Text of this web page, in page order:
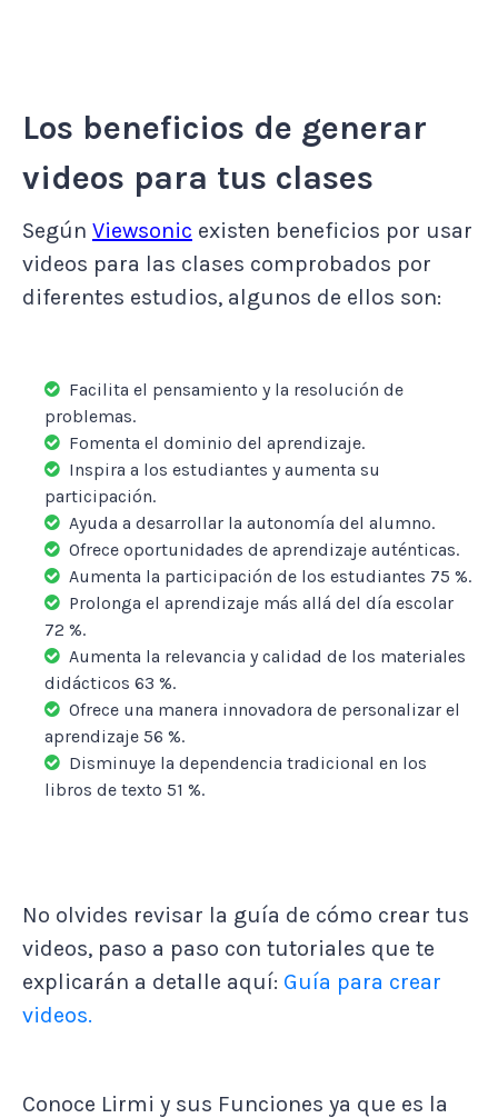
Los beneficios de generar
videos para tus clases
Según Viewsonic existen beneficios por usar
videos para las clases comprobados por
diferentes estudios, algunos de ellos son:
Facilita el pensamiento y la resolución de
problemas.
Fomenta el dominio del aprendizaje.
Inspira a los estudiantes y aumenta su
participación.
Ayuda a desarrollar la autonomía del alumno.
Ofrece oportunidades de aprendizaje auténticas.
Aumenta la participación de los estudiantes 75 %.
Prolonga el aprendizaje más allá del día escolar
72 %.
Aumenta la relevancia y calidad de los materiales
didácticos 63 %.
Ofrece una manera innovadora de personalizar el
aprendizaje 56 %.
Disminuye la dependencia tradicional en los
libros de texto 51 %.
No olvides revisar la guía de cómo crear tus
videos, paso a paso con tutoriales que te
explicarán a detalle aquí: Guía para crear
videos.
Conoce Lirmi y sus Funciones ya que es la